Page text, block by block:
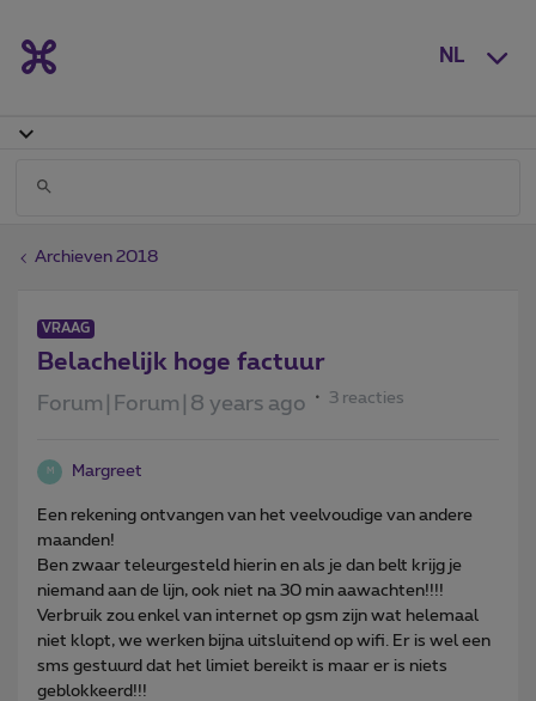
NL
Archieven 2018
VRAAG
Belachelijk hoge factuur
Forum|Forum|8 years ago 3 reacties
M Margreet
Een rekening ontvangen van het veelvoudige van andere
maanden!
Ben zwaar teleurgesteld hierin en als je dan belt krijg je
niemand aan de lijn, ook niet na 30 min aawachten!!!!
Verbruik zou enkel van internet op gsm zijn wat helemaal
niet klopt, we werken bijna uitsluitend op wifi. Er is wel een
sms gestuurd dat het limiet bereikt is maar er is niets
geblokkeerd!!!